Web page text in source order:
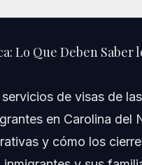
EE.UU. en África
Lo Que Deben
de visas de
en Carolina del
y cómo los